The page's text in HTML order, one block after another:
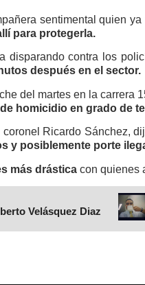
sentimental quien
para protegerla.
disparando contra los
después en el sector.
del martes en la
homicidio en grado de
Ricardo Sánchez,
y posiblemente porte
más drástica con quienes
Velásquez Diaz